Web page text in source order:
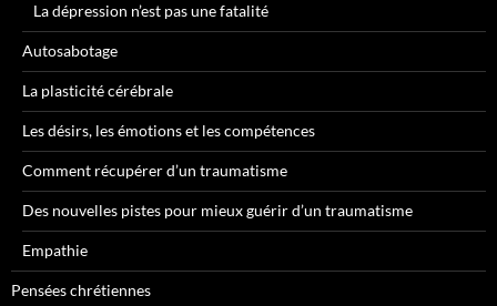
La dépression n’est pas une fatalité
Autosabotage
La plasticité cérébrale
Les désirs, les émotions et les compétences
Comment récupérer d’un traumatisme
Des nouvelles pistes pour mieux guérir d’un traumatisme
Empathie
Pensées chrétiennes